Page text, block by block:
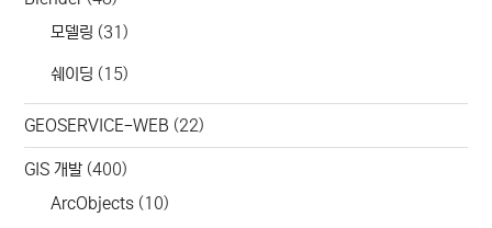
모델링 (31)
쉐이딩 (15)
GEOSERVICE-WEB (22)
GIS 개발 (400)
ArcObjects (10)